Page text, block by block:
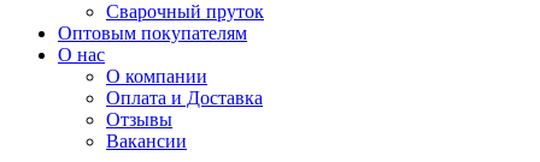
Сварочный пруток
Оптовым покупателям
О нас
О компании
Оплата и Доставка
Отзывы
Вакансии